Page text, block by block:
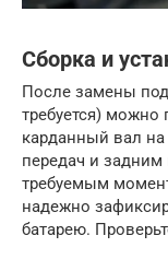
Сборка и
После замены
требуется) можно
карданный вал на
передач и задним
требуемым
надежно
батарею.